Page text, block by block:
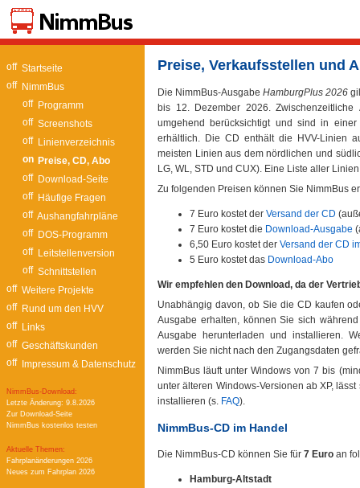
Startseite
NimmBus
Programm
Screenshots
Linienverzeichnis
Preise, CD, Abo
Download-Seite
Häufige Fragen
Aushangfahrpläne
DOS-Programm
Leitstellenversion
Schnittstellen
Weitere Projekte
Rund um den HVV
Links
Geschäftskunden
Impressum & Datenschutz
NimmBus-Download:
Letzte Änderung: 9.8.2026
Zur Download-Seite
NimmBus kostenlos testen
Aktuelle Themen:
Fahrplanänderungen 2026
Neues zum Fahrplan 2026
Preise, Verkaufsstellen und
Die NimmBus-AusgabeHamburgPlus 2026
bis 12. Dezember 2026.
umgehend berücksichtigt und sind in
erhältlich. Die CD enthält die HVV-Linien
meisten Linien aus dem nördlichen und
LG, WL, STD und CUX). Eine Liste aller
Zu folgenden Preisen können Sie NimmBus
7 Euro kostet der Versand der CD
7 Euro kostet die Download-Ausgabe
6,50 Euro kostet der Versand der CD
5 Euro kostet das Download-Abo
Wir empfehlen den Download, da der
Unabhängig davon, ob Sie die CD kaufen
Ausgabe erhalten, können Sie sich
Ausgabe herunterladen und installieren.
werden Sie nicht nach den Zugangsdaten
NimmBus läuft unter Windows von 7 bis
unter älteren Windows-Versionen ab XP,
installieren (s. FAQ).
NimmBus-CD im Handel
Die NimmBus-CD können Sie für 7 Euro an
Hamburg-Altstadt